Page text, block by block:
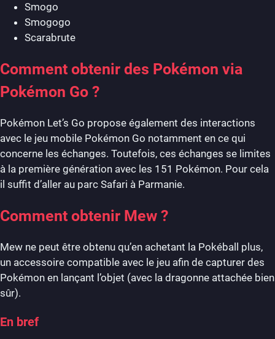
Smogo
Smogogo
Scarabrute
Comment obtenir des Pokémon via
Pokémon Go ?
Pokémon Let’s Go propose également des interactions
avec le jeu mobile Pokémon Go notamment en ce qui
concerne les échanges. Toutefois, ces échanges se limites
à la première génération avec les 151 Pokémon. Pour cela
il suffit d’aller au parc Safari à Parmanie.
Comment obtenir Mew ?
Mew ne peut être obtenu qu’en achetant la Pokéball plus,
un accessoire compatible avec le jeu afin de capturer des
Pokémon en lançant l’objet (avec la dragonne attachée bien
sûr).
En bref